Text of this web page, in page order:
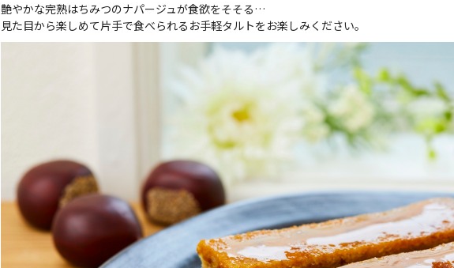
艶やかな完熟はちみつのナパージュが食欲をそそる…
見た目から楽しめて片手で食べられるお手軽タルトをお楽しみください。